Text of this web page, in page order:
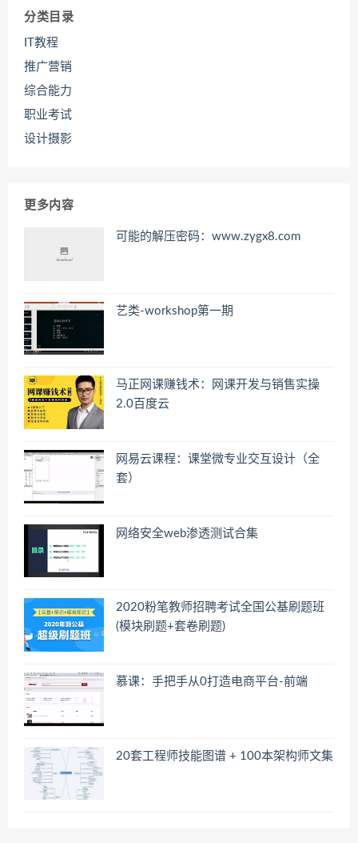
分类目录
IT教程
推广营销
综合能力
职业考试
设计摄影
更多内容
可能的解压密码：www.zygx8.com
艺类-workshop第一期
马正网课赚钱术：网课开发与销售实操
2.0百度云
网易云课程：课堂微专业交互设计（全
套）
网络安全web渗透测试合集
2020粉笔教师招聘考试全国公基刷题班
(模块刷题+套卷刷题)
慕课：手把手从0打造电商平台-前端
20套工程师技能图谱 + 100本架构师文集